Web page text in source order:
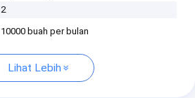
2
10000 buah per bulan
Lihat Lebih